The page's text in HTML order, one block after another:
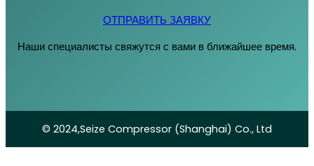
ОТПРАВИТЬ ЗАЯВКУ
Наши специалисты свяжутся с вами в ближайшее время.
© 2024,Seize Compressor (Shanghai) Co., Ltd